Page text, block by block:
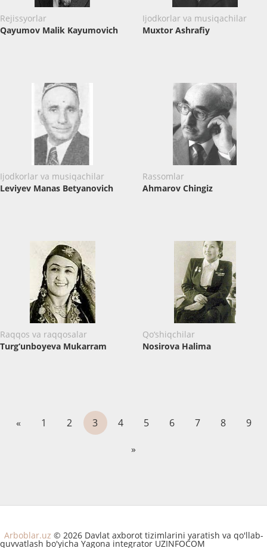
Rejissyorlar
Qayumov Malik Kayumovich
Ijodkorlar va musiqachilar
Muxtor Ashrafiy
Ijodkorlar va musiqachilar
Leviyev Manas Betyanovich
Rassomlar
Ahmarov Chingiz
Raqqos va raqqosalar
Turg‘unboyeva Mukarram
Qo‘shiqchilar
Nosirova Halima
« 1 2 3 4 5 6 7 8
9
»
Arboblar.uz © 2026 Davlat axborot tizimlarini yaratish va qo'llab-
quvvatlash bo'yicha Yagona integrator UZINFOCOM